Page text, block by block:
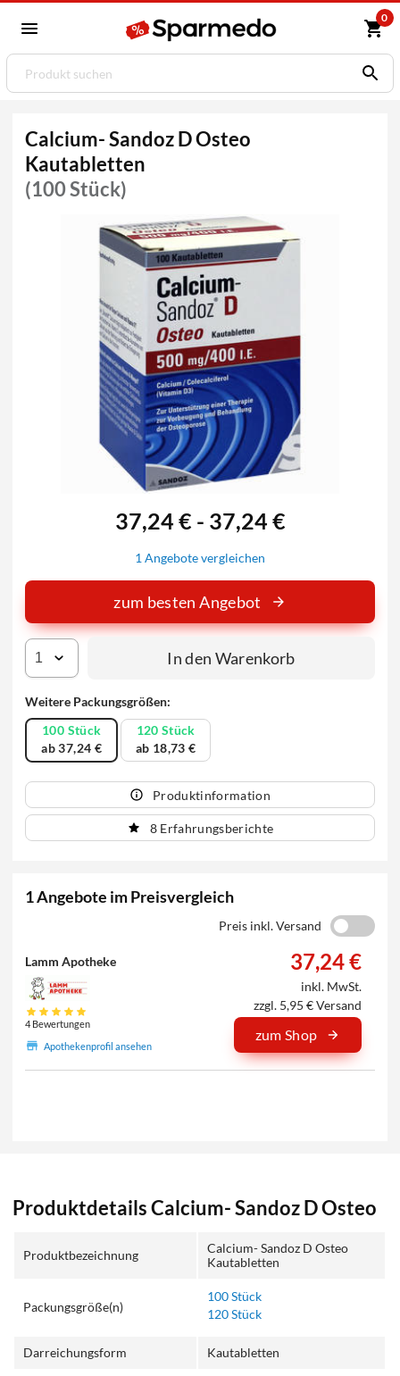
0
Calcium- Sandoz D Osteo
Kautabletten
(100 Stück)
Weitere Packungsgrößen:
100 Stück
ab 37,24 €
120 Stück
ab 18,73 €
Produktinformation
8 Erfahrungsberichte
37,24 € - 37,24 €
1 Angebote vergleichen
zum besten Angebot
In den Warenkorb
1 Angebote im Preisvergleich
Preis inkl. Versand
Lamm Apotheke
4 Bewertungen
Apothekenprofil ansehen
37,24 €
inkl. MwSt.
zzgl. 5,95 € Versand
zum Shop
Produktdetails Calcium- Sandoz D Osteo
Produktbezeichnung
Calcium- Sandoz D Osteo
Kautabletten
Packungsgröße(n)
100 Stück
120 Stück
Darreichungsform Kautabletten